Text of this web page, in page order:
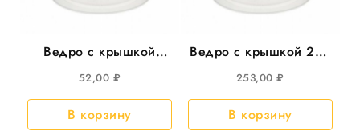
Ведро с крышкой
2,75л круглое,
d=173мм, 90шт/уп
52,00 ₽
В корзину
Ведро с крышкой 20л
круглое прозрачное
15шт/уп
253,00₽
В корзину